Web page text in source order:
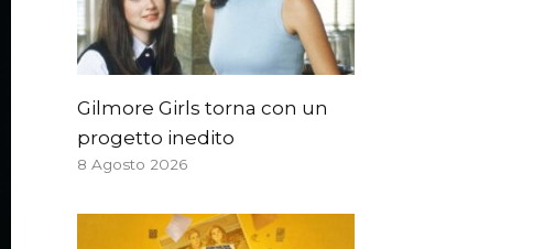
Gilmore Girls torna con un
progetto inedito
8 Agosto 2026